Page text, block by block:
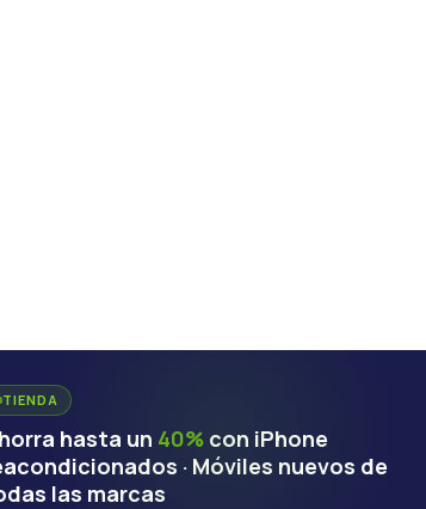
TIENDA
hasta un 40% con iPhone
· Móviles nuevos de
las marcas